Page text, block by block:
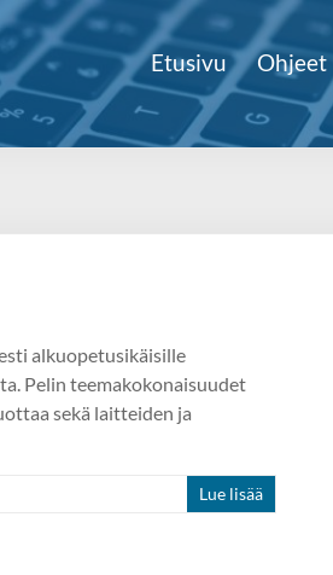
Etusivu Ohjeet
alkuopetusikäisille
Pelin teemakokonaisuudet
sekä laitteiden ja
Lue lisää